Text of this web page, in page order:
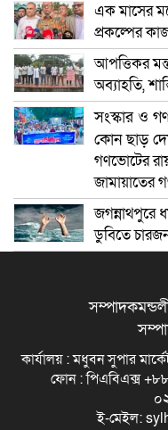
এক মাসের
প্রকল্পের
আপত্তিকর
অব্যাহতি,
সংস্কার ও
কোন ছাড়
গণভোটের
জামায়াতের
জগন্নাথপুরে
ডুবিতে
কার্যালয় : মধুবন সুপার
ফোন : পিএবিএক্স
ই-মেইল: